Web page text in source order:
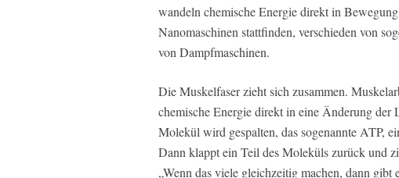
wandeln chemische Energie direkt in
Nanomaschinen stattfinden, verschieden von
von Dampfmaschinen.
Die Muskelfaser zieht sich zusammen.
chemische Energie direkt in eine Änderung
Molekül wird gespalten, das sogenannte ATP,
Dann klappt ein Teil des Moleküls zurück und
„Wenn das viele gleichzeitig machen, dann gibt